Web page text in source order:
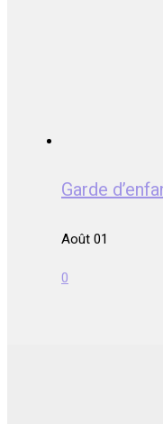
Garde
Août 01
0